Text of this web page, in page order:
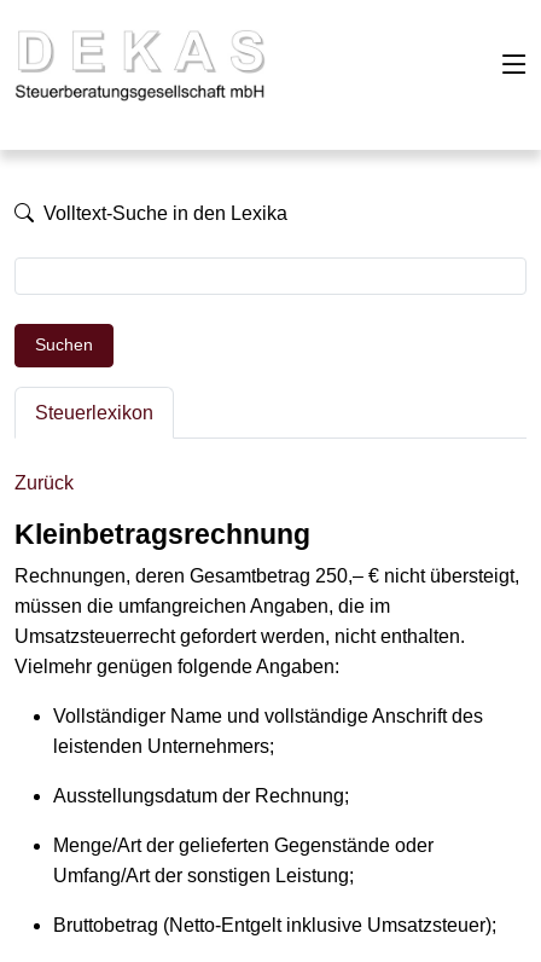
Volltext-Suche in den Lexika
Suchen
Steuerlexikon
Zurück
Kleinbetragsrechnung
Rechnungen, deren Gesamtbetrag 250,– € nicht übersteigt,
müssen die umfangreichen Angaben, die im
Umsatzsteuerrecht gefordert werden, nicht enthalten.
Vielmehr genügen folgende Angaben:
Vollständiger Name und vollständige Anschrift des
leistenden Unternehmers;
Ausstellungsdatum der Rechnung;
Menge/Art der gelieferten Gegenstände oder
Umfang/Art der sonstigen Leistung;
Bruttobetrag (Netto-Entgelt inklusive Umsatzsteuer);